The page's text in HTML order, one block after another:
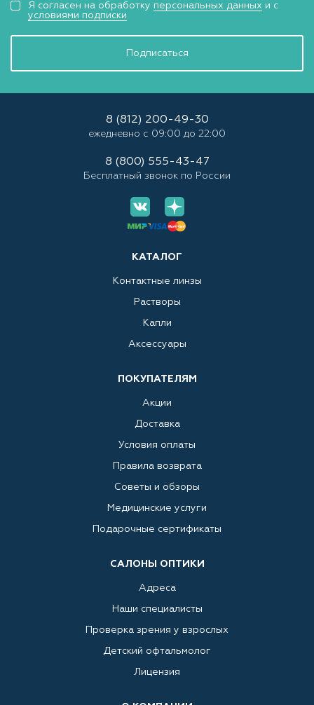
Подписаться
Я согласен на обработку персональных данных и с
условиями подписки
КАТАЛОГ
Контактные линзы
Растворы
Капли
Аксессуары
ПОКУПАТЕЛЯМ
Акции
Доставка
Условия оплаты
Правила возврата
Советы и обзоры
Медицинские услуги
Подарочные сертификаты
САЛОНЫ ОПТИКИ
Адреса
Наши специалисты
Проверка зрения у взрослых
Детский офтальмолог
Лицензия
8 (812) 200-49-30
ежедневно с 09:00 до 22:00
8 (800) 555-43-47
Бесплатный звонок по России